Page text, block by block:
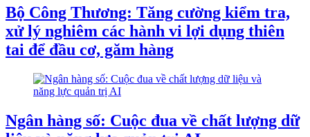
Bộ Công Thương: Tăng cường kiểm tra,
xử lý nghiêm các hành vi lợi dụng thiên
tai để đầu cơ, găm hàng
Ngân hàng số: Cuộc đua về chất lượng dữ